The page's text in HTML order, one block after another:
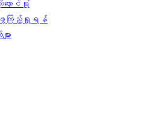
လှောင်ရုံ
ေကြည့်ရှုရန်
း